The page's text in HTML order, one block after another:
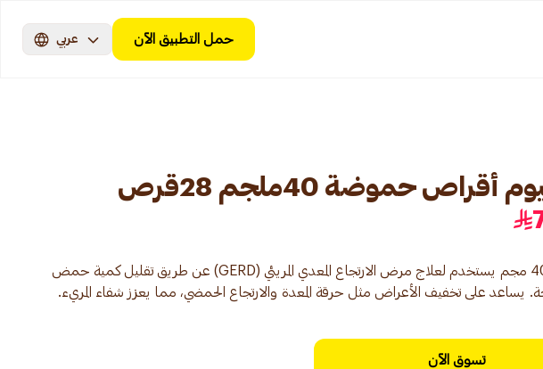
حمل التطبيق الآن عربي
أقراص حموضة 40ملجم 28قرص
نيكسيوم 40 مجم يستخدم لعلاج مرض الارتجاع المعدي المريئي (GERD) عن طريق تقليل كمية حمض
يساعد على تخفيف الأعراض مثل حرقة المعدة والارتجاع الحمضي، مما يعزز شفاء المريء.
تسوق الآن